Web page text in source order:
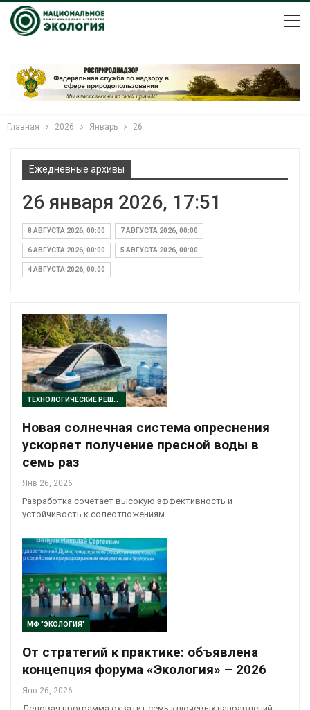
Главная 2026 Январь 26
Ежедневные архивы
26 января 2026, 17:51
8 АВГУСТА 2026, 00:00 7 АВГУСТА 2026, 00:00
6 АВГУСТА 2026, 00:00 5 АВГУСТА 2026, 00:00
4 АВГУСТА 2026, 00:00
ТЕХНОЛОГИЧЕСКИЕ РЕШЕНИЯ
Новая солнечная система опреснения
ускоряет получение пресной воды в
семь раз
Янв 26, 2026
Разработка сочетает высокую эффективность и
устойчивость к солеотложениям
МФ "ЭКОЛОГИЯ"
От стратегий к практике: объявлена
концепция форума «Экология» – 2026
Янв 26, 2026